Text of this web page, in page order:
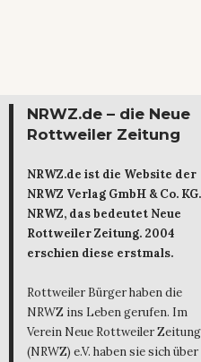
NRWZ.de – die Neue
Rottweiler Zeitung
NRWZ.de ist die Website der
NRWZ Verlag GmbH & Co. KG.
NRWZ, das bedeutet Neue
Rottweiler Zeitung. 2004
erschien diese erstmals.
Rottweiler Bürger haben die
NRWZ ins Leben gerufen. Im
Verein Neue Rottweiler Zeitung
(NRWZ) e.V. haben sie sich über